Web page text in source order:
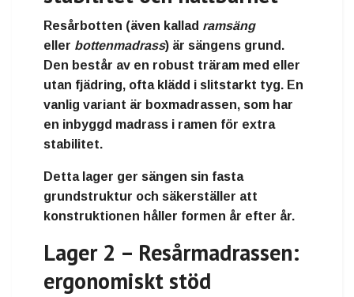
Resårbotten (även kallad ramsäng
eller bottenmadrass) är sängens grund.
Den består av en robust träram med eller
utan fjädring, ofta klädd i slitstarkt tyg. En
vanlig variant är boxmadrassen, som har
en inbyggd madrass i ramen för extra
stabilitet.
Detta lager ger sängen sin fasta
grundstruktur och säkerställer att
konstruktionen håller formen år efter år.
Lager 2 – Resårmadrassen:
ergonomiskt stöd